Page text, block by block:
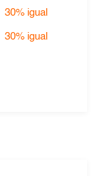
30% igual
30% igual